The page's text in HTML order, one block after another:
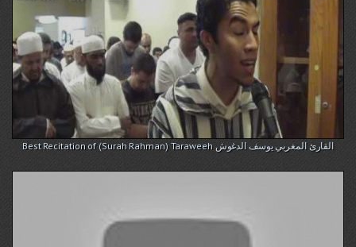
Best Recitation of (Surah Rahman) Taraweeh القارئ المغربي يوسف الدغوش